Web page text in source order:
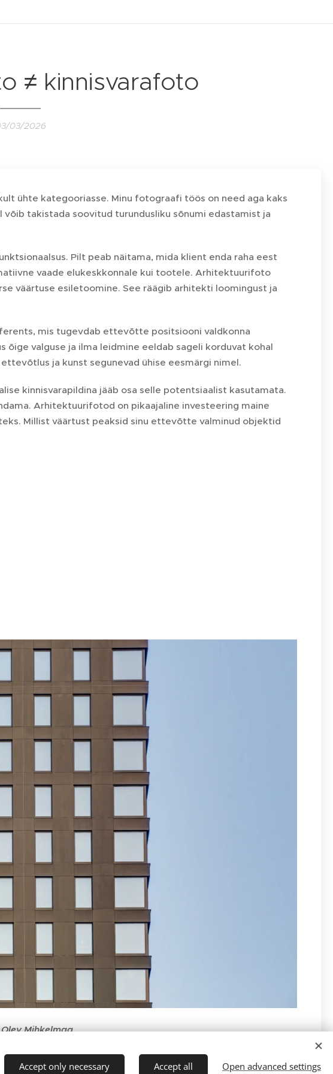
≠ kinnisvarafoto
03/2026
ühte kategooriasse. Minu fotograafi töös on need aga kaks
võib takistada soovitud turundusliku sõnumi edastamist ja
Pilt peab näitama, mida klient enda raha eest
vaade elukeskkonnale kui tootele. Arhitektuurifoto
väärtuse esiletoomine. See räägib arhitekti loomingust ja
mis tugevdab ettevõtte positsiooni valdkonna
õige valguse ja ilma leidmine eeldab sageli korduvat kohal
ja kunst segunevad ühise eesmärgi nimel.
kinnisvarapildina jääb osa selle potentsiaalist kasutamata.
Arhitektuurifotod on pikaajaline investeering maine
Millist väärtust peaksid sinu ettevõtte valminud objektid
Mihkelmaa
Accept only necessary Accept all Open advanced settings